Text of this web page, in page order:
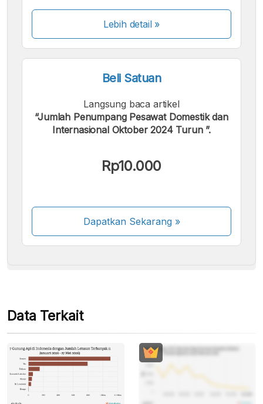
Lebih detail »
Beli Satuan
Langsung baca artikel
“Jumlah Penumpang Pesawat Domestik dan
Internasional Oktober 2024 Turun ”.
Rp10.000
Dapatkan Sekarang»
Beberapa metode pembayaran masih dalam
Data Terkait